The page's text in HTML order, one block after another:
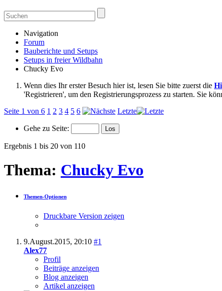
Navigation
Forum
Bauberichte und Setups
Setups in freier Wildbahn
Chucky Evo
Wenn dies Ihr erster Besuch hier ist, lesen Sie bitte zuerst die
'Registrieren', um den Registrierungsprozess zu starten. Sie
Seite 1 von 6 1 2 3 4 5 6 Letzte
Gehe zu Seite:
Ergebnis 1 bis 20 von 110
Thema: Chucky Evo
Themen-Optionen
Druckbare Version zeigen
9.August.2015, 20:10 #1
Alex77
Profil
Beiträge anzeigen
Blog anzeigen
Artikel anzeigen